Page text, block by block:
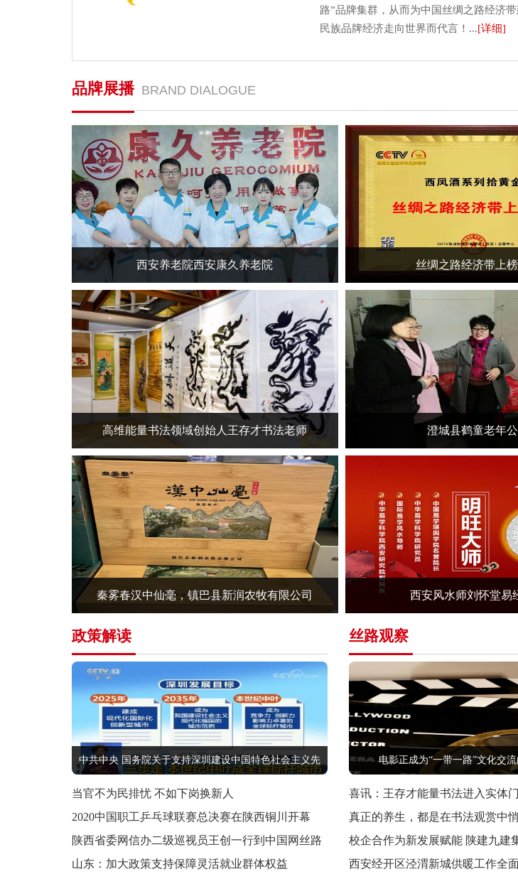
路”品牌集群，从而为中国丝绸之路经济
民族品牌经济走向世界而代言！...[详细]
品牌展播 BRAND DIALOGUE
西安养老院西安康久养老院
高维能量书法领域创始人王存才书法老师
秦雾春汉中仙毫，镇巴县新润农牧有限公司
丝绸之路经济带上
澄城县鹤童老年
西安风水师刘怀堂易
政策解读
中共中央 国务院关于支持深圳建设中国特色社会主义先
当官不为民排忧 不如下岗换新人
2020中国职工乒乓球联赛总决赛在陕西铜川开幕
陕西省委网信办二级巡视员王创一行到中国网丝路
中国频
山东：加大政策支持保障灵活就业群体权益
丝路观察
电影正成为“一带一路”文化交
喜讯：王存才能量书法进入实体
真正的养生，都是在书法观赏中
量
校企合作为新发展赋能 陕建九建
订校
西安经开区泾渭新城供暖工作全